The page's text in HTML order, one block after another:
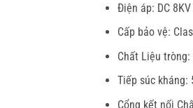
Điện áp: DC 8KV
Cấp bảo vệ:
Chất Liệu
Tiếp súc kháng:
Cổng kết nối